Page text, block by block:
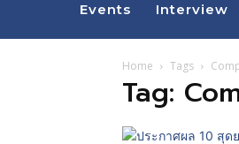
Events Interview
Home Tags
Tag: